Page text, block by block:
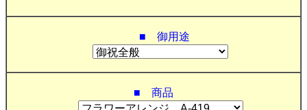
■ 御用途
■ 商品